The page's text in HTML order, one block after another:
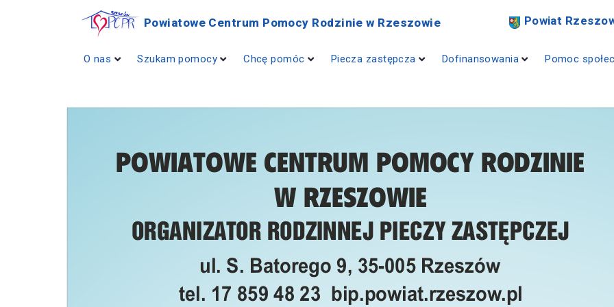
Powiatowe Centrum Pomocy Rodzinie w Rzeszowie Powiat
O nas Szukam pomocy Chcę pomóc Piecza zastępcza Dofinansowania Pomoc